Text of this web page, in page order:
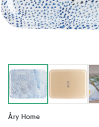
Åry Home